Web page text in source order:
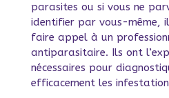
parasites ou si vous ne
identifier par vous-même,
faire appel à un
antiparasitaire. Ils ont
nécessaires pour
efficacement les